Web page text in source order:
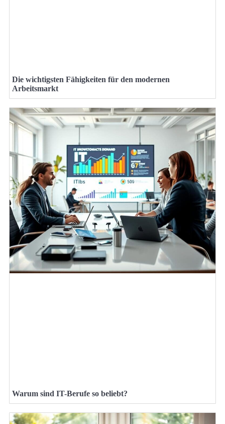
Die wichtigsten Fähigkeiten für den modernen
Arbeitsmarkt
Warum sind IT-Berufe so beliebt?